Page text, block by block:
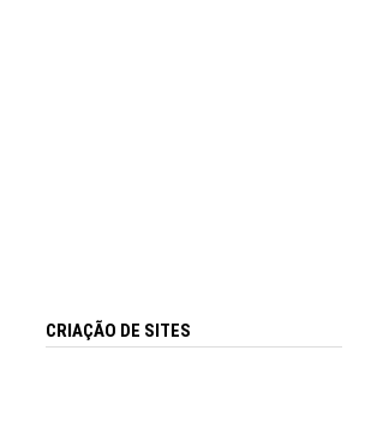
CRIAÇÃO DE SITES